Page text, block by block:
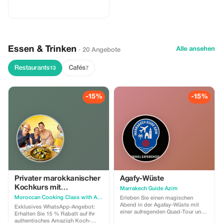
Essen & Trinken · 20 Angebote Alle ansehen
Restaurants13 Cafés7
-15%
Privater marokkanischer
Kochkurs mit
amazighischen
Traditionen
Moroccan Cooking Class with Amazigh Traditions
Exklusives WhatsApp-Angebot:
Erhalten Sie 15 % Rabatt auf Ihr
authentisches Amazigh Koch-
-15%
Agafy-Wüste
Marrakech Guide Azim
Erleben Sie einen magischen
Abend in der Agafay-Wüste mit
einer aufregenden Quad-Tour und